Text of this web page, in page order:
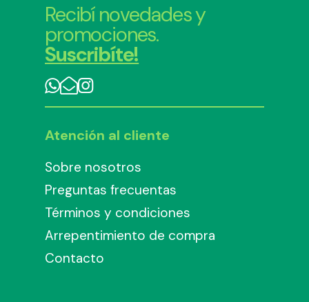
Recibí novedades y
promociones.
Suscribíte!
Atención al cliente
Sobre nosotros
Preguntas frecuentas
Términos y condiciones
Arrepentimiento de compra
Contacto